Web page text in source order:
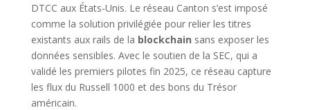
DTCC aux États-Unis. Le réseau Canton s’est imposé
comme la solution privilégiée pour relier les titres
existants aux rails de la blockchain sans exposer les
données sensibles. Avec le soutien de la SEC, qui a
validé les premiers pilotes fin 2025, ce réseau capture
les flux du Russell 1000 et des bons du Trésor
américain.